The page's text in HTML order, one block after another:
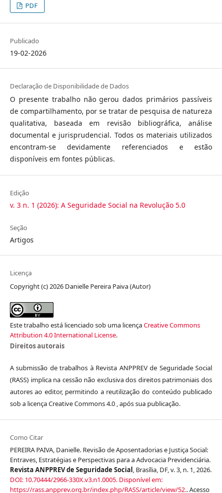
PDF
Publicado
19-02-2026
Declaração de Disponibilidade de Dados
O presente trabalho não gerou dados primários passíveis
de compartilhamento, por se tratar de pesquisa de natureza
qualitativa, baseada em revisão bibliográfica, análise
documental e jurisprudencial. Todos os materiais utilizados
encontram-se devidamente referenciados e estão
disponíveis em fontes públicas.
Edição
v. 3 n. 1 (2026): A Seguridade Social na Revolução 5.0
Seção
Artigos
Licença
Copyright (c) 2026 Danielle Pereira Paiva (Autor)
Este trabalho está licenciado sob uma licençaCreative Commons
Attribution 4.0 International License.
Direitos autorais
A submissão de trabalhos à Revista ANPPREV de Seguridade Social
(RASS) implica na cessão não exclusiva dos direitos patrimoniais dos
autores ao editor, permitindo a reutilização do conteúdo publicado
sob a licença Creative Commons 4.0 , após sua publicação.
Como Citar
PEREIRA PAIVA, Danielle. Revisão de Aposentadorias e Justiça Social:
Entraves, Estratégias e Perspectivas para a Advocacia Previdenciária.
Revista ANPPREV de Seguridade Social , Brasília, DF, v. 3, n. 1, 2026.
DOI: 10.70444/2966-330X.v3.n1.0005.Disponível em:
https://rass.anpprev.org.br/index.php/RASS/article/view/52.. Acesso